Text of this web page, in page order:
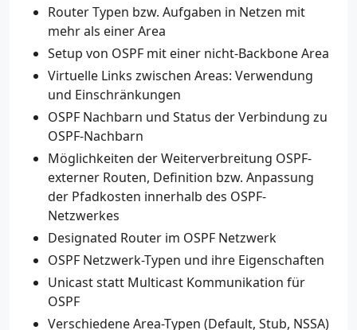
Router Typen bzw. Aufgaben in Netzen mit
mehr als einer Area
Setup von OSPF mit einer nicht-Backbone Area
Virtuelle Links zwischen Areas: Verwendung
und Einschränkungen
OSPF Nachbarn und Status der Verbindung zu
OSPF-Nachbarn
Möglichkeiten der Weiterverbreitung OSPF-
externer Routen, Definition bzw. Anpassung
der Pfadkosten innerhalb des OSPF-
Netzwerkes
Designated Router im OSPF Netzwerk
OSPF Netzwerk-Typen und ihre Eigenschaften
Unicast statt Multicast Kommunikation für
OSPF
Verschiedene Area-Typen (Default, Stub, NSSA)